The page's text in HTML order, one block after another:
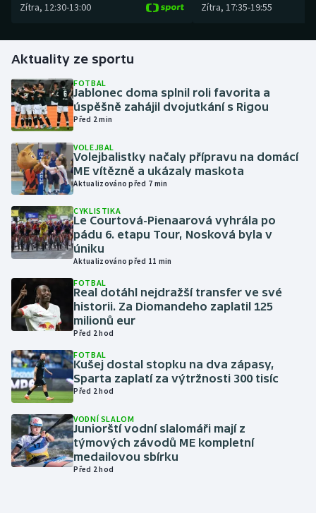
Gymnastika
Házená
Jezdectví
Judo
Krasobruslení
Lezení
Lyže a snowboard
Moderní pětiboj
Motorsport
Olympijské hry
Parasport
Plavání
Plážový volejbal
Zítra, 12:30-13:00 Zítra, 17:35-19:55
Aktuality ze sportu
FOTBAL
Jablonec doma splnil roli favorita a
úspěšně zahájil dvojutkání s Rigou
Před 2 min
VOLEJBAL
Volejbalistky načaly přípravu na domácí
ME vítězně a ukázaly maskota
Aktualizováno před 7 min
CYKLISTIKA
Le Courtová-Pienaarová vyhrála po
pádu 6. etapu Tour, Nosková byla v
úniku
Aktualizováno před 11 min
FOTBAL
Real dotáhl nejdražší transfer ve své
historii. Za Diomandeho zaplatil 125
milionů eur
Před 2 hod
FOTBAL
Kušej dostal stopku na dva zápasy,
Sparta zaplatí za výtržnosti 300 tisíc
Před 2 hod
VODNÍ SLALOM
Juniorští vodní slalomáři mají z
týmových závodů ME kompletní
medailovou sbírku
Před 2 hod